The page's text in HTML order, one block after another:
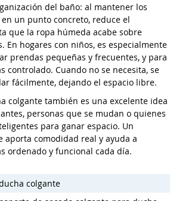
del baño: al mantener los
un punto concreto, reduce el
que la ropa húmeda acabe sobre
En hogares con niños, es especialmente
prendas pequeñas y frecuentes, y para
controlado. Cuando no se necesita, se
fácilmente, dejando el espacio libre.
colgante también es una excelente idea
personas que se mudan o quienes
para ganar espacio. Un
aporta comodidad real y ayuda a
ordenado y funcional cada día.
colgante